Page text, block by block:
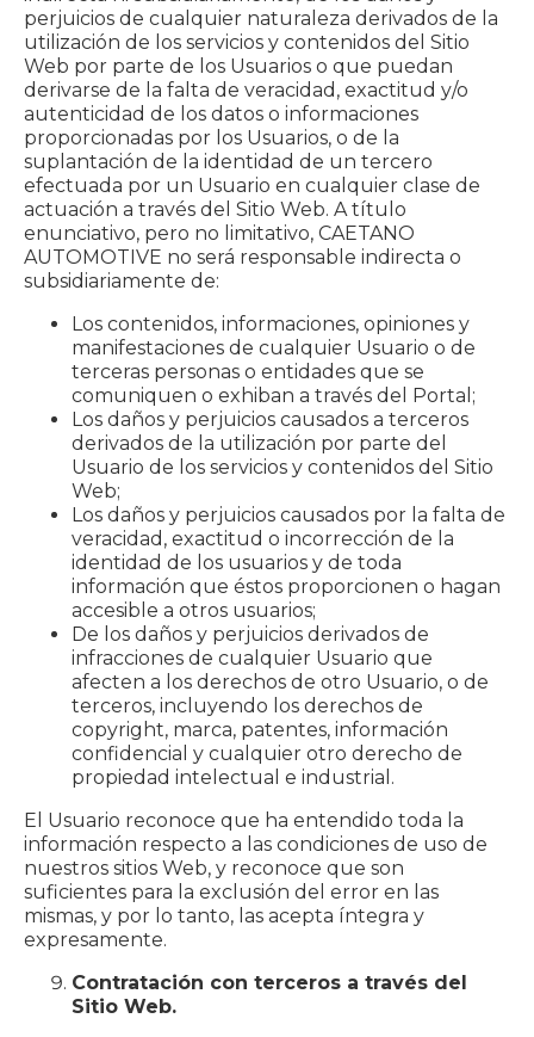
perjuicios de cualquier naturaleza derivados de la
utilización de los servicios y contenidos del Sitio
Web por parte de los Usuarios o que puedan
derivarse de la falta de veracidad, exactitud y/o
autenticidad de los datos o informaciones
proporcionadas por los Usuarios, o de la
suplantación de la identidad de un tercero
efectuada por un Usuario en cualquier clase de
actuación a través del Sitio Web. A título
enunciativo, pero no limitativo, CAETANO
AUTOMOTIVE no será responsable indirecta o
subsidiariamente de:
Los contenidos, informaciones, opiniones y
manifestaciones de cualquier Usuario o de
terceras personas o entidades que se
comuniquen o exhiban a través del Portal;
Los daños y perjuicios causados a terceros
derivados de la utilización por parte del
Usuario de los servicios y contenidos del Sitio
Web;
Los daños y perjuicios causados por la falta de
veracidad, exactitud o incorrección de la
identidad de los usuarios y de toda
información que éstos proporcionen o hagan
accesible a otros usuarios;
De los daños y perjuicios derivados de
infracciones de cualquier Usuario que
afecten a los derechos de otro Usuario, o de
terceros, incluyendo los derechos de
copyright, marca, patentes, información
confidencial y cualquier otro derecho de
propiedad intelectual e industrial.
El Usuario reconoce que ha entendido toda la
información respecto a las condiciones de uso de
nuestros sitios Web, y reconoce que son
suficientes para la exclusión del error en las
mismas, y por lo tanto, las acepta íntegra y
expresamente.
Contratación con terceros a través del
Sitio Web.